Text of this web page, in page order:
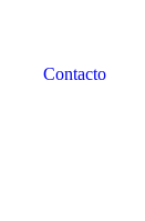
Contacto